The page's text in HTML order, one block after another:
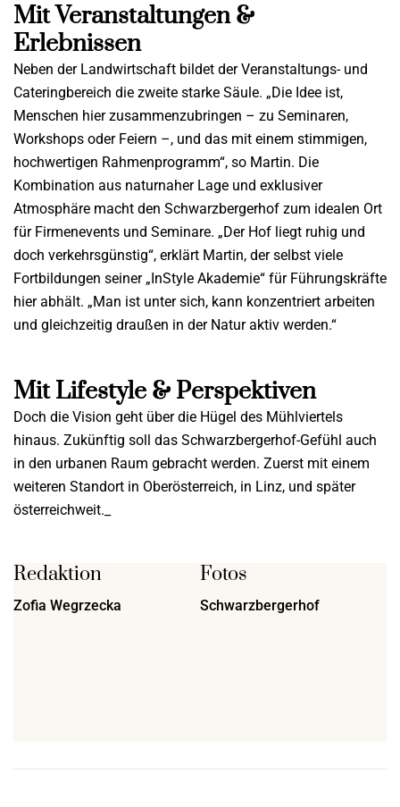
Mit Veranstaltungen &
Erlebnissen
Neben der Landwirtschaft bildet der Veranstaltungs- und
Cateringbereich die zweite starke Säule. „Die Idee ist,
Menschen hier zusammenzubringen – zu Seminaren,
Workshops oder Feiern –, und das mit einem stimmigen,
hochwertigen Rahmenprogramm“, so Martin. Die
Kombination aus naturnaher Lage und exklusiver
Atmosphäre macht den Schwarzbergerhof zum idealen Ort
für Firmenevents und Seminare. „Der Hof liegt ruhig und
doch verkehrsgünstig“, erklärt Martin, der selbst viele
Fortbildungen seiner „InStyle Akademie“ für Führungskräfte
hier abhält. „Man ist unter sich, kann konzentriert arbeiten
und gleichzeitig draußen in der Natur aktiv werden.“
Mit Lifestyle & Perspektiven
Doch die Vision geht über die Hügel des Mühlviertels
hinaus. Zukünftig soll das Schwarzbergerhof-Gefühl auch
in den urbanen Raum gebracht werden. Zuerst mit einem
weiteren Standort in Oberösterreich, in Linz, und später
österreichweit._
Redaktion
Zofia Wegrzecka
Fotos
Schwarzbergerhof